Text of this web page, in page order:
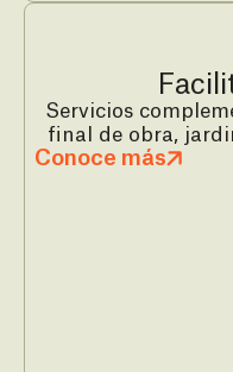
Servicios
final de obra,
Conoce más